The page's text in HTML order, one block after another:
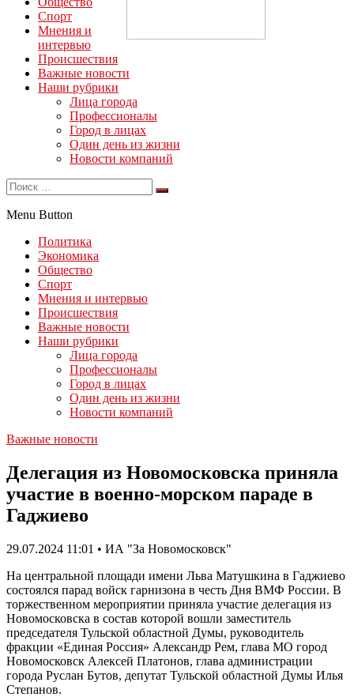
Спорт
Мнения и
интервью
Происшествия
Важные новости
Наши рубрики
Лица города
Профессионалы
Город в лицах
Один день из жизни
Новости компаний
Menu Button
Политика
Экономика
Общество
Спорт
Мнения и интервью
Происшествия
Важные новости
Наши рубрики
Лица города
Профессионалы
Город в лицах
Один день из жизни
Новости компаний
Важные новости
Делегация из Новомосковска приняла
участие в военно-морском параде в
Гаджиево
29.07.2024 11:01 • ИА "За Новомосковск"
На центральной площади имени Льва Матушкина в Гаджиево
состоялся парад войск гарнизона в честь Дня ВМФ России. В
торжественном мероприятии приняла участие делегация из
Новомосковска в состав которой вошли заместитель
председателя Тульской областной Думы, руководитель
фракции «Единая Россия» Александр Рем, глава МО город
Новомосковск Алексей Платонов, глава администрации
города Руслан Бутов, депутат Тульской областной Думы Илья
Степанов.